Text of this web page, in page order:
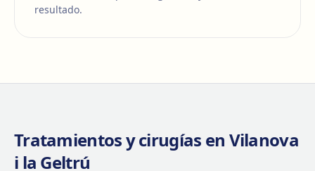
resultado.
Tratamientos y cirugías en Vilanova
i la Geltrú